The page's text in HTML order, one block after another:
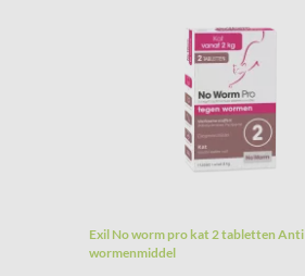
Exil No worm pro kat 2 tabletten Anti
wormenmiddel